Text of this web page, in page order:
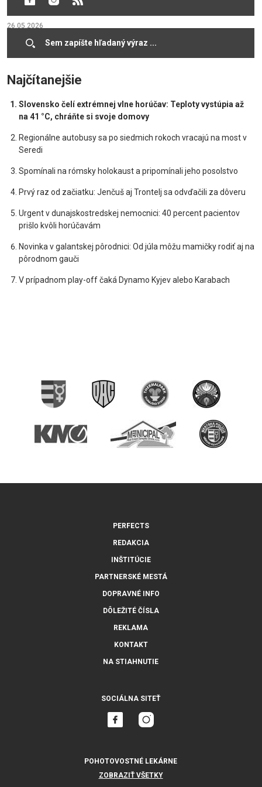
26.05.2026
Cookies
Najčítanejšie
Slovensko čelí extrémnej vlne horúčav: Teploty vystúpia až
na 41 °C, chráňte si svoje domovy
Regionálne autobusy sa po siedmich rokoch vracajú na most v
Seredi
Spomínali na rómsky holokaust a pripomínali jeho posolstvo
Prvý raz od začiatku: Jenčuš aj Trontelj sa odvďačili za dôveru
Urgent v dunajskostredskej nemocnici: 40 percent pacientov
prišlo kvôli horúčavám
Novinka v galantskej pôrodnici: Od júla môžu mamičky rodiť aj na
pôrodnom gauči
V prípadnom play-off čaká Dynamo Kyjev alebo Karabach
PERFECTS
REDAKCIA
INŠTITÚCIE
PARTNERSKÉ MESTÁ
DOPRAVNÉ INFO
DÔLEŽITÉ ČÍSLA
REKLAMA
KONTAKT
NA STIAHNUTIE
SOCIÁLNA SITEŤ
POHOTOVOSTNÉ LEKÁRNE
ZOBRAZIŤ VŠETKY